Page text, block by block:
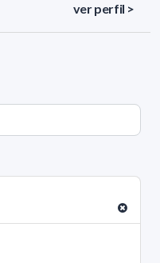
ver perfil >